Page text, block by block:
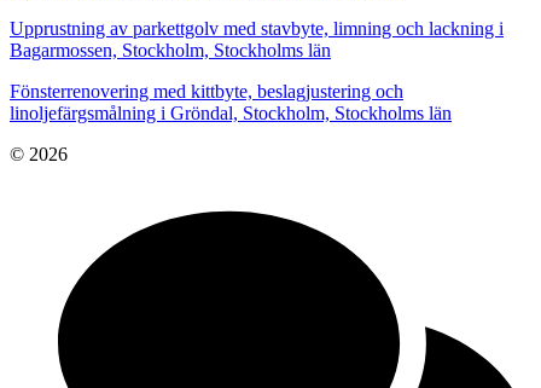
Upprustning av parkettgolv med stavbyte, limning och lackning i
Bagarmossen, Stockholm, Stockholms län
Fönsterrenovering med kittbyte, beslagjustering och
linoljefärgsmålning i Gröndal, Stockholm, Stockholms län
© 2026